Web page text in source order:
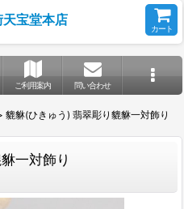
宝堂本店
カート
ご利用案内 問い合わせ
貔貅(ひきゅう) 翡翠彫り貔貅一対飾り
一対飾り